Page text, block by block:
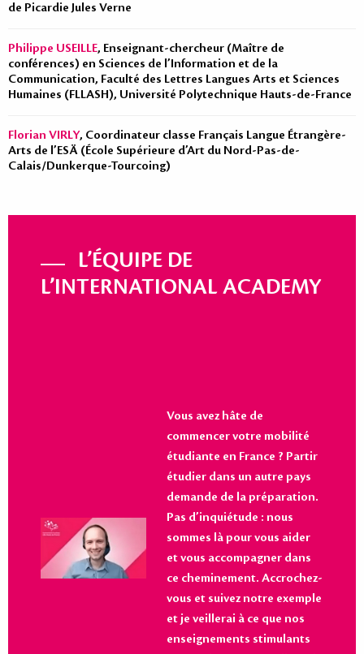
de Picardie Jules Verne
Philippe USEILLE, Enseignant-chercheur (Maître de
conférences) en Sciences de l’Information et de la
Communication, Faculté des Lettres Langues Arts et Sciences
Humaines (FLLASH), Université Polytechnique Hauts-de-France
Florian VIRLY, Coordinateur classe Français Langue Étrangère-
Arts de l’ESÄ (École Supérieure d’Art du Nord-Pas-de-
Calais/Dunkerque-Tourcoing)
L’ÉQUIPE DE
L’INTERNATIONAL ACADEMY
Vous avez hâte de
commencer votre mobilité
étudiante en France ? Partir
étudier dans un autre pays
demande de la préparation.
Pas d’inquiétude : nous
sommes là pour vous aider
et vous accompagner dans
ce cheminement. Accrochez-
vous et suivez notre exemple
et je veillerai à ce que nos
enseignements stimulants